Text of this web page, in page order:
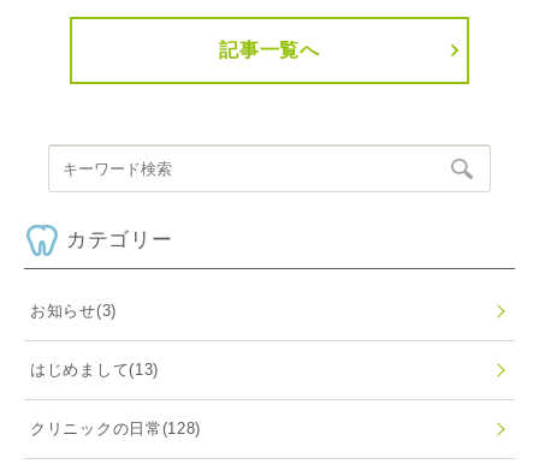
記事一覧へ
カテゴリー
お知らせ(3)
はじめまして(13)
クリニックの日常(128)